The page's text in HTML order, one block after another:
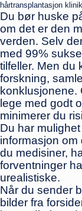
hårtransplantasjon
Du bør huske
om det er den
verden. Selv
med 99%
tilfeller. Men du
forskning,
konklusjonene.
lege med godt
minimerer du
Du har
informasjon om
du medisiner,
forventninger
urealistiske.
Når du sender
bilder fra